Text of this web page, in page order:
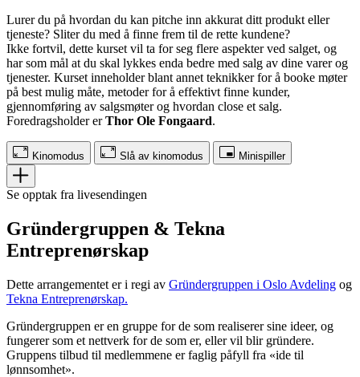
Lurer du på hvordan du kan pitche inn akkurat ditt produkt eller
tjeneste? Sliter du med å finne frem til de rette kundene?
Ikke fortvil, dette kurset vil ta for seg flere aspekter ved salget, og
har som mål at du skal lykkes enda bedre med salg av dine varer og
tjenester. Kurset inneholder blant annet teknikker for å booke møter
på best mulig måte, metoder for å effektivt finne kunder,
gjennomføring av salgsmøter og hvordan close et salg.
Foredragsholder erThor Ole Fongaard.
Kinomodus Slå av kinomodus Minispiller
Se opptak fra livesendingen
Gründergruppen & Tekna
Entreprenørskap
Dette arrangementet er i regi av Gründergruppen i Oslo Avdeling og
Tekna Entreprenørskap.
Gründergruppen er en gruppe for de som realiserer sine ideer, og
fungerer som et nettverk for de som er, eller vil blir gründere.
Gruppens tilbud til medlemmene er faglig påfyll fra «ide til
lønnsomhet».